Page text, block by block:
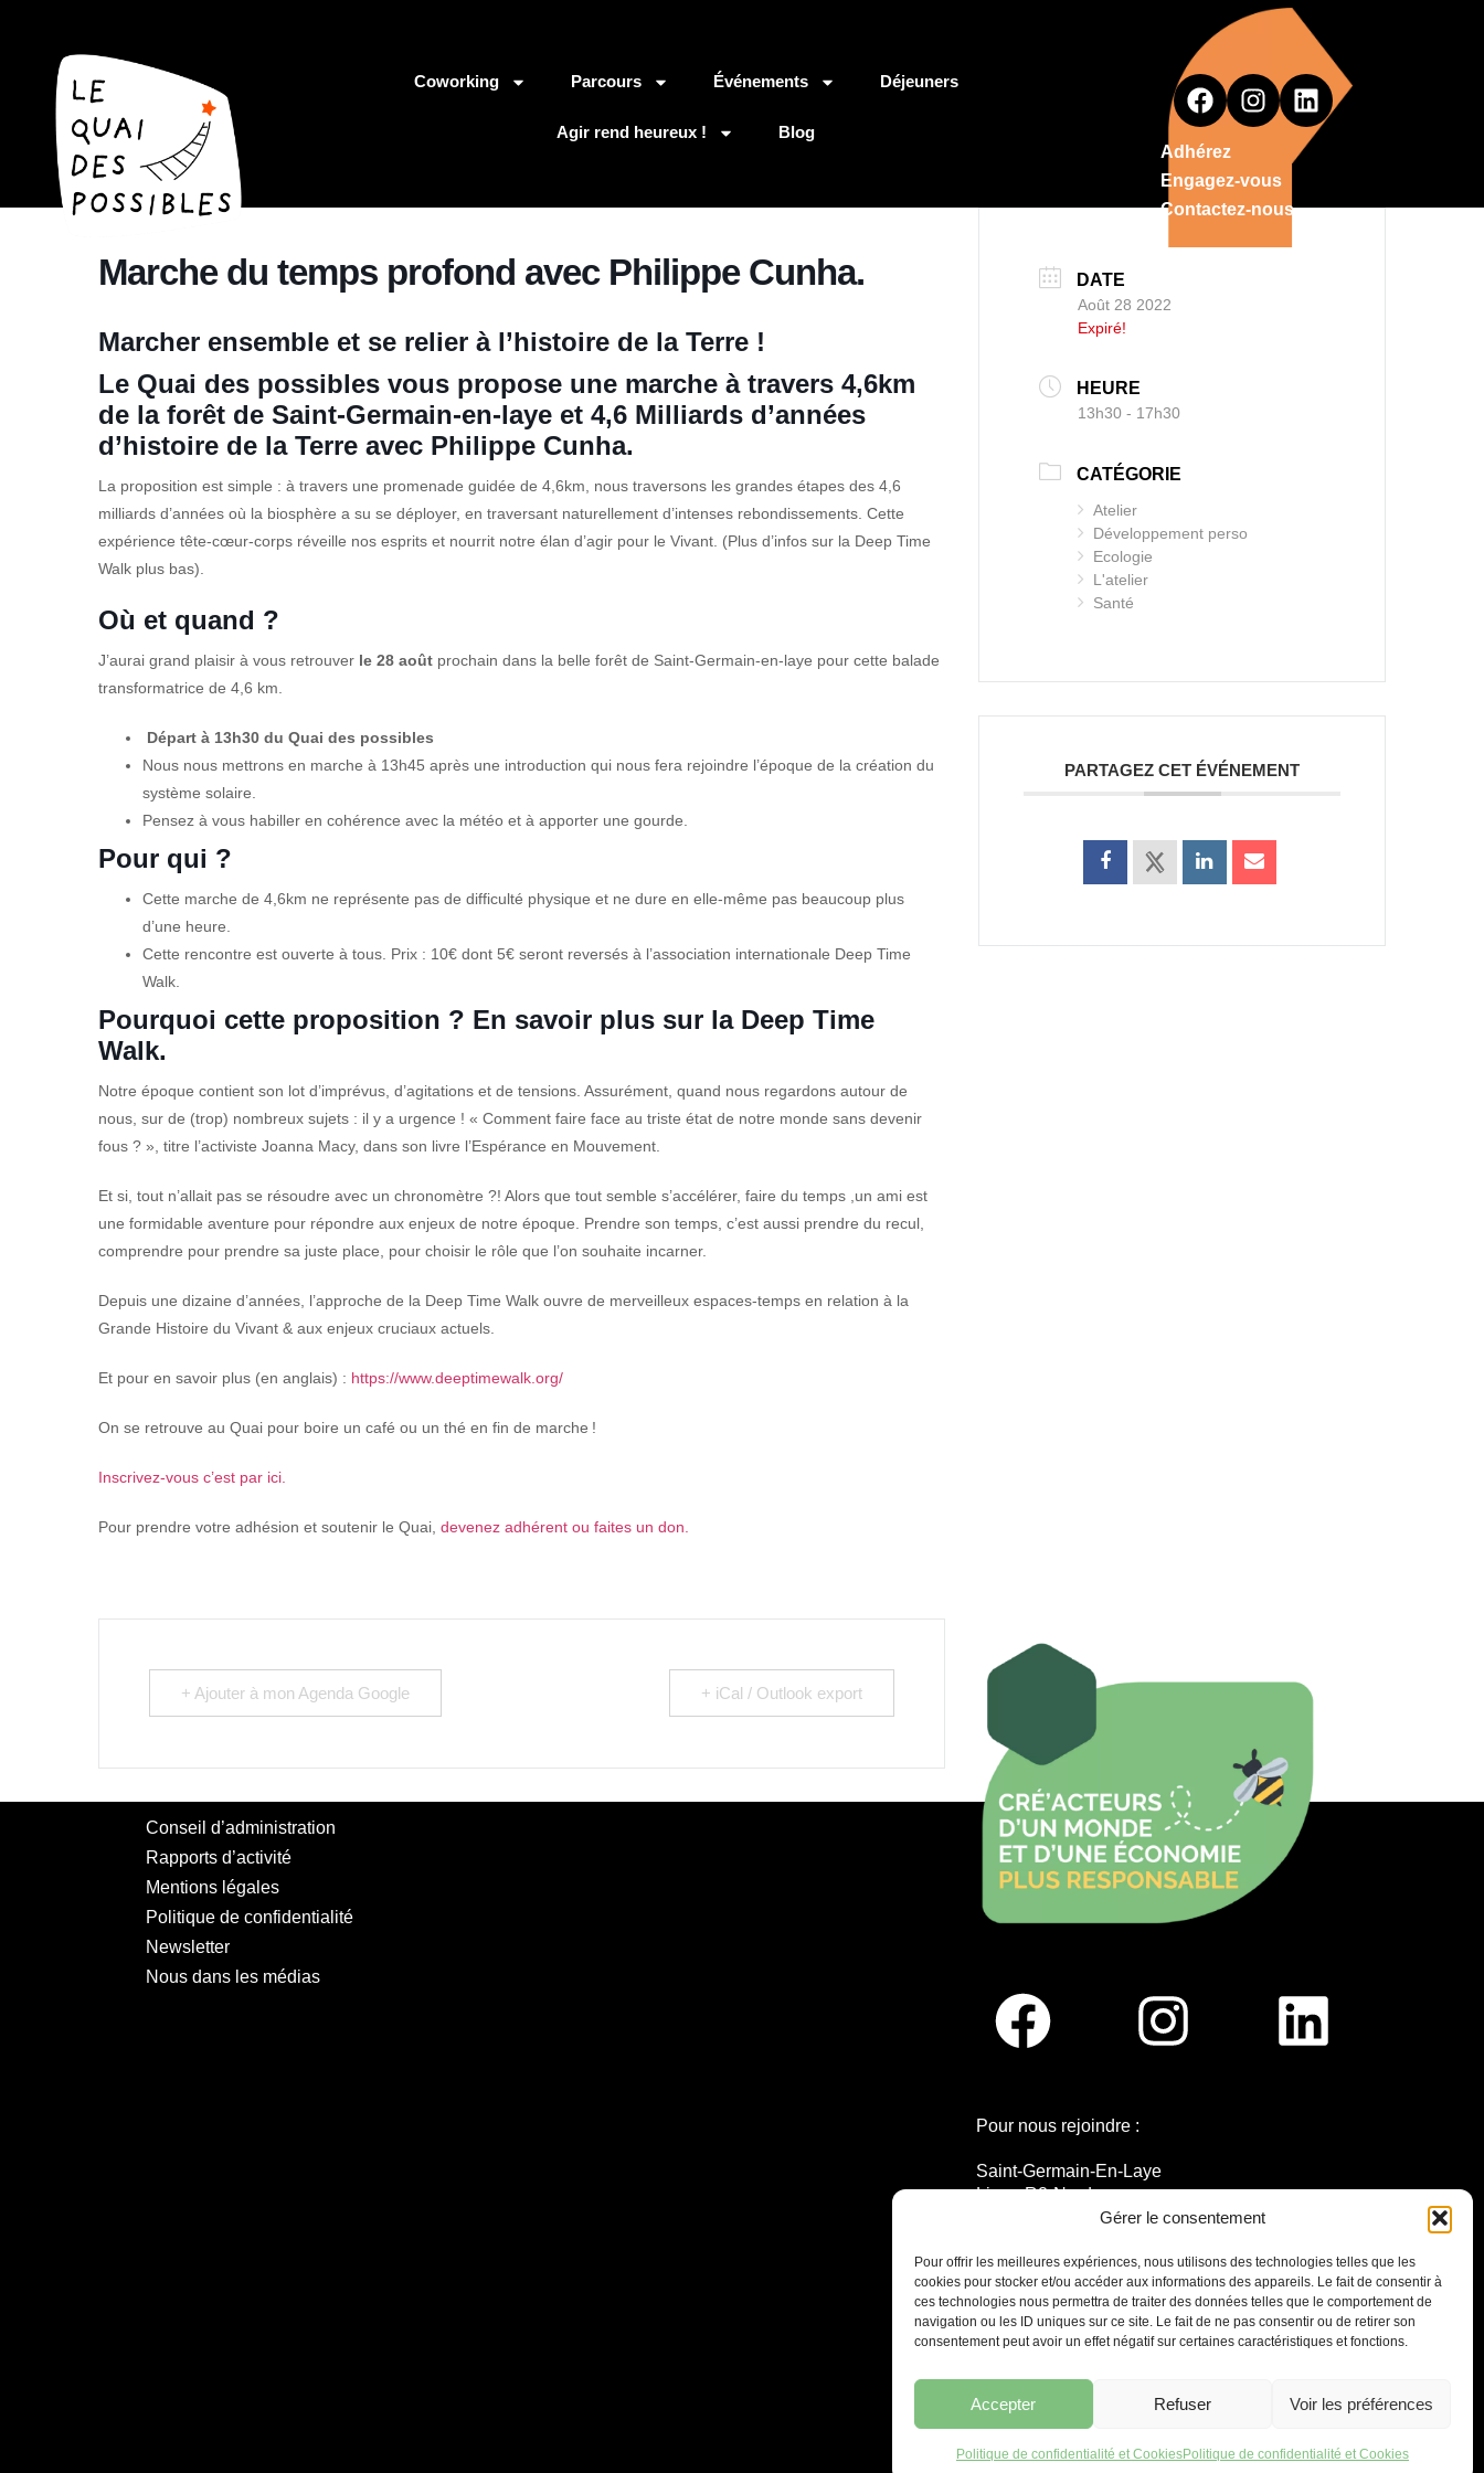
Gérer le consentement
Pour offrir les meilleures expériences, nous utilisons des technologies telles que les
cookies pour stocker et/ou accéder aux informations des appareils. Le fait de consentir à
ces technologies nous permettra de traiter des données telles que le comportement de
navigation ou les ID uniques sur ce site. Le fait de ne pas consentir ou de retirer son
consentement peut avoir un effet négatif sur certaines caractéristiques et fonctions.
Accepter Refuser Voir les préférences
Politique de confidentialité et CookiesPolitique de confidentialité et Cookies
Coworking Parcours Événements Déjeuners
Agir rend heureux !
Blog
Adhérez
Engagez-vous
Contactez-nous
Marche du temps profond avec Philippe Cunha.
Marcher ensemble et se relier à l’histoire de la Terre !
Le Quai des possibles vous propose une marche à travers 4,6km
de la forêt de Saint-Germain-en-laye et 4,6 Milliards d’années
d’histoire de la Terre avec Philippe Cunha.
La proposition est simple : à travers une promenade guidée de 4,6km, nous traversons les grandes étapes des 4,6
milliards d’années où la biosphère a su se déployer, en traversant naturellement d’intenses rebondissements. Cette
expérience tête-cœur-corps réveille nos esprits et nourrit notre élan d’agir pour le Vivant. (Plus d’infos sur la Deep Time
Walk plus bas).
Où et quand ?
J’aurai grand plaisir à vous retrouver le 28 août prochain dans la belle forêt de Saint-Germain-en-laye pour cette balade
transformatrice de 4,6 km.
Départ à 13h30 du Quai des possibles
Nous nous mettrons en marche à 13h45 après une introduction qui nous fera rejoindre l’époque de la création du
système solaire.
Pensez à vous habiller en cohérence avec la météo et à apporter une gourde.
Pour qui ?
Cette marche de 4,6km ne représente pas de difficulté physique et ne dure en elle-même pas beaucoup plus
d’une heure.
Cette rencontre est ouverte à tous. Prix : 10€ dont 5€ seront reversés à l’association internationale Deep Time
Walk.
Pourquoi cette proposition ? En savoir plus sur la Deep Time
Walk.
Notre époque contient son lot d’imprévus, d’agitations et de tensions. Assurément, quand nous regardons autour de
nous, sur de (trop) nombreux sujets : il y a urgence ! « Comment faire face au triste état de notre monde sans devenir
fous ? », titre l’activiste Joanna Macy, dans son livre l’Espérance en Mouvement.
Et si, tout n’allait pas se résoudre avec un chronomètre ?! Alors que tout semble s’accélérer, faire du temps ,un ami est
une formidable aventure pour répondre aux enjeux de notre époque. Prendre son temps, c’est aussi prendre du recul,
comprendre pour prendre sa juste place, pour choisir le rôle que l’on souhaite incarner.
Depuis une dizaine d’années, l’approche de la Deep Time Walk ouvre de merveilleux espaces-temps en relation à la
Grande Histoire du Vivant & aux enjeux cruciaux actuels.
Et pour en savoir plus (en anglais) : https://www.deeptimewalk.org/
On se retrouve au Quai pour boire un café ou un thé en fin de marche !
Inscrivez-vous c’est par ici.
Pour prendre votre adhésion et soutenir le Quai, devenez adhérent ou faites un don.
+ Ajouter à mon Agenda Google + iCal / Outlook export
DATE
Août 28 2022
Expiré!
HEURE
13h30 - 17h30
CATÉGORIE
Atelier
Développement perso
Ecologie
L'atelier
Santé
PARTAGEZ CET ÉVÉNEMENT
Conseil d’administration
Rapports d’activité
Mentions légales
Politique de confidentialité
Newsletter
Nous dans les médias
Pour nous rejoindre :
Saint-Germain-En-Laye
Ligne R2-Nord
7 place Christiane Frahier,
Ecrivez-nous !